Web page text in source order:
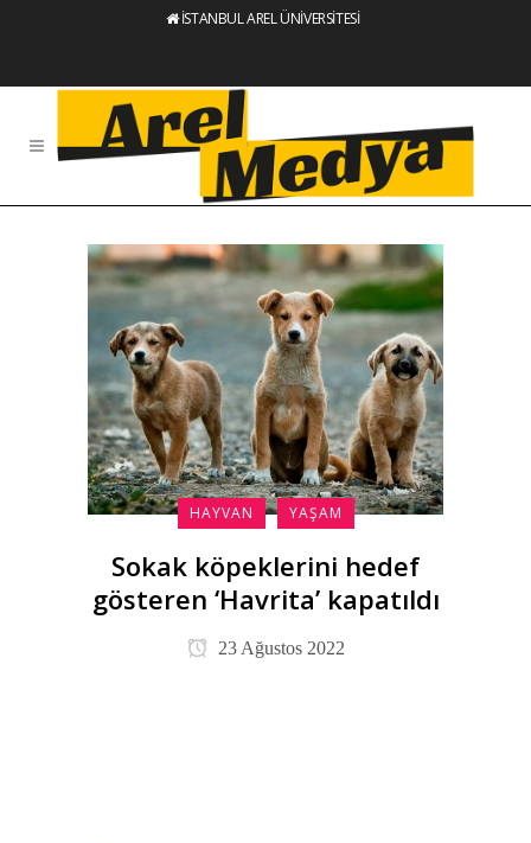
İSTANBUL AREL ÜNİVERSİTESİ
HAYVAN YAŞAM
Sokak köpeklerini hedef
gösteren ‘Havrita’ kapatıldı
23 Ağustos 2022